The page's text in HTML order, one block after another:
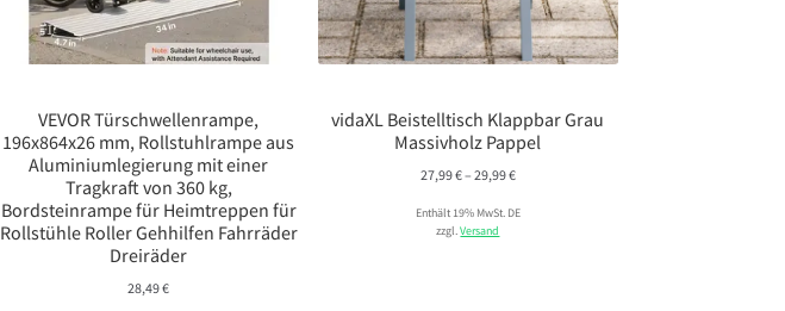
VEVOR Türschwellenrampe,
196x864x26 mm, Rollstuhlrampe aus
Aluminiumlegierung mit einer
Tragkraft von 360 kg,
Bordsteinrampe für Heimtreppen für
Rollstühle Roller Gehhilfen Fahrräder
Dreiräder
28,49€
vidaXL Beistelltisch Klappbar Grau
Massivholz Pappel
27,99€– 29,99€Preisspanne:
bis
Enthält 19% MwSt. DE
zzgl.Versand